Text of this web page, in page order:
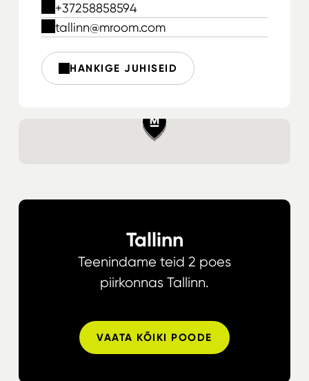
+37258858594
tallinn@mroom.com
HANKIGE JUHISEID
Tallinn
Teenindame teid 2 poes
piirkonnas Tallinn.
VAATA KÕIKI POODE